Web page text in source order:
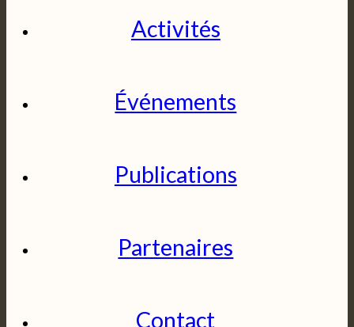
Activités
Événements
Publications
Partenaires
Contact